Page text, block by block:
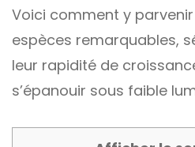
Voici comment y
espèces remarquables,
leur rapidité de
s’épanouir sous faible